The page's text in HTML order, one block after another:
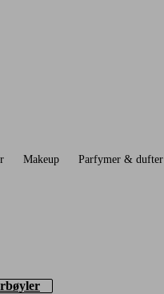
Makeup Parfymer & dufter